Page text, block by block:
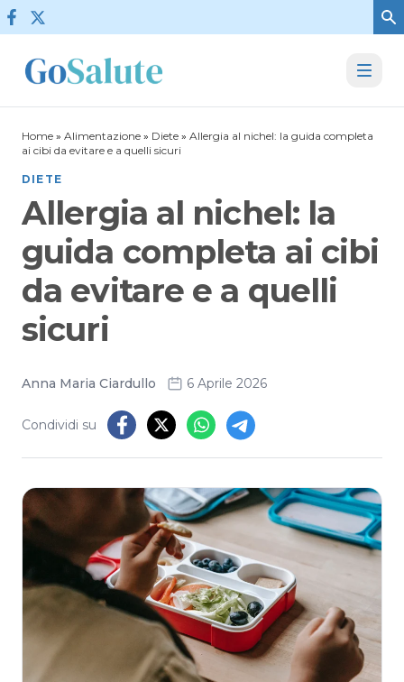
Vai al contenuto
Home » Alimentazione » Diete » Allergia al nichel: la guida completa
ai cibi da evitare e a quelli sicuri
DIETE
Allergia al nichel: la
guida completa ai cibi
da evitare e a quelli
sicuri
Anna Maria Ciardullo 6 Aprile 2026
Condividi su